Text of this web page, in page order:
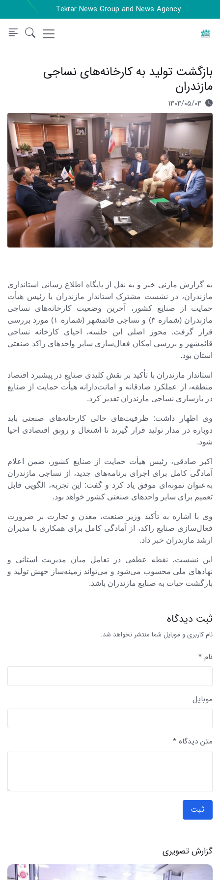
Tekrar News Group and News Agency
بازگشت تولید به کارخانه‌های نساجی
مازندران
1404/05/04
به گزارش مازنی خبر و به نقل از پایگاه اطلاع رسانی استانداری
مازندران، در نشست مشترک استاندار مازندران با رئیس هیأت
حمایت از صنایع کشور، آخرین وضعیت کارخانه‌های نساجی
مازندران (شماره ۳) و نساجی قائمشهر (شماره ۱) مورد بررسی
قرار گرفت. محور اصلی این جلسه، احیای کارخانه نساجی
قائمشهر و بررسی امکان فعال‌سازی سایر واحدهای راکد صنعتی
استان بود.
استاندار مازندران با تأکید بر نقش کلیدی صنایع در پیشبرد اقتصاد
منطقه، از عملکرد صادقانه و امانت‌دارانه هیأت حمایت از صنایع
در بازسازی نساجی مازندران تقدیر کرد.
وی اظهار داشت: ظرفیت‌های خالی کارخانه‌های صنعتی باید
دوباره در مدار تولید قرار گیرند تا اشتغال و رونق اقتصادی احیا
شود.
اکبر صادقی، رئیس هیأت حمایت از صنایع کشور، ضمن اعلام
آمادگی کامل برای اجرای برنامه‌های جدید، از نساجی مازندران
به‌عنوان نمونه‌ای موفق یاد کرد و گفت: این تجربه، الگویی قابل
تعمیم برای سایر واحدهای صنعتی کشور خواهد بود.
وی با اشاره به تأکید وزیر صنعت، معدن و تجارت بر ضرورت
فعال‌سازی صنایع راکد، از آمادگی کامل برای همکاری با مدیران
ارشد مازندران خبر داد.
این نشست، نقطه عطفی در تعامل میان مدیریت استانی و
نهادهای ملی محسوب می‌شود و می‌تواند زمینه‌ساز جهش تولید و
بازگشت حیات به صنایع مازندران باشد.
ثبت دیدگاه
نام کاربری و موبایل شما منتشر نخواهد شد.
نام *
موبایل
متن دیدگاه *
ثبت
گزارش تصویری